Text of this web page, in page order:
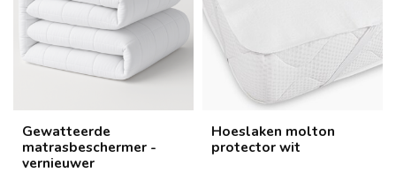
Gewatteerde
matrasbeschermer -
vernieuwer
Hoeslaken molton
protector wit